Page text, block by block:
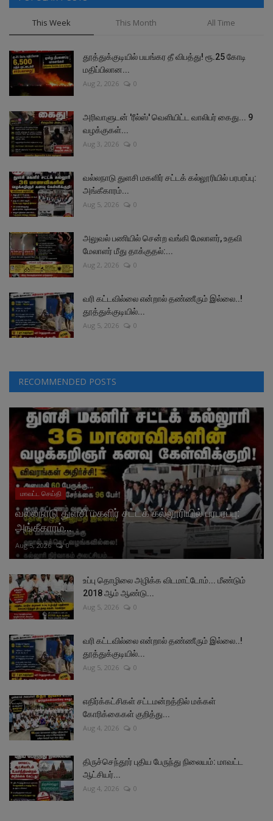
This Week This Month All Time
தூத்துக்குடியில் பயங்கர தீ விபத்து! ரூ.25 கோடி
மதிப்பிலான...
Aug 2, 2026 0
அரிவாளுடன் 'ரீல்ஸ்' வெளியிட்ட வாலிபர் கைது... 9
வழக்குகள்...
Aug 3, 2026 0
வல்லநாடு துளசி மகளிர் சட்டக் கல்லூரியில் பரபரப்பு:
அங்கீகாரம்...
Aug 5, 2026 0
அலுவல் பணியில் சென்ற வங்கி மேலாளர், உதவி
மேலாளர் மீது தாக்குதல்:...
Aug 2, 2026 0
வரி கட்டவில்லை என்றால் தண்ணீரும் இல்லை..!
தூத்துக்குடியில்...
Aug 5, 2026 0
RECOMMENDED POSTS
மாவட்ட செய்தி
வல்லநாடு துளசி மகளிர் சட்டக் கல்லூரியில் பரபரப்பு:
அங்கீகாரம்...
Aug 5, 2026 0
உப்பு தொழிலை அழிக்க விடமாட்டோம்... மீண்டும்
2018 ஆம் ஆண்டு...
Aug 5, 2026 0
வரி கட்டவில்லை என்றால் தண்ணீரும் இல்லை..!
தூத்துக்குடியில்...
Aug 5, 2026 0
எதிர்க்கட்சிகள் சட்டமன்றத்தில் மக்கள்
கோரிக்கைகள் குறித்து...
Aug 4, 2026 0
திருச்செந்தூர் புதிய பேருந்து நிலையம்: மாவட்ட
ஆட்சியர்...
Aug 4, 2026 0